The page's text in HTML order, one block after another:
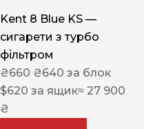
Kent 8 Blue KS —
сигарети з турбо
фільтром
₴660 ₴640 за блок
$620 за ящик≈ 27 900
₴